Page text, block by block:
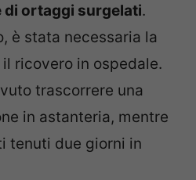
di ortaggi surgelati.
è stata necessaria la
ricovero in ospedale.
trascorrere una
in astanteria, mentre
tenuti due giorni in